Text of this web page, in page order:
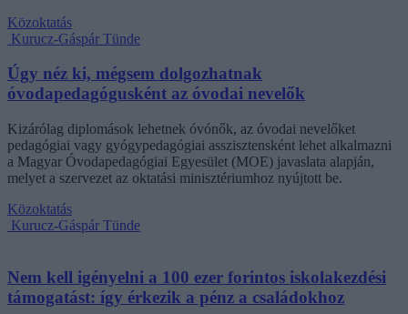
Közoktatás
Kurucz-Gáspár Tünde
Úgy néz ki, mégsem dolgozhatnak
óvodapedagógusként az óvodai nevelők
Kizárólag diplomások lehetnek óvónők, az óvodai nevelőket
pedagógiai vagy gyógypedagógiai asszisztensként lehet alkalmazni
a Magyar Óvodapedagógiai Egyesület (MOE) javaslata alapján,
melyet a szervezet az oktatási minisztériumhoz nyújtott be.
Közoktatás
Kurucz-Gáspár Tünde
Nem kell igényelni a 100 ezer forintos iskolakezdési
támogatást: így érkezik a pénz a családokhoz